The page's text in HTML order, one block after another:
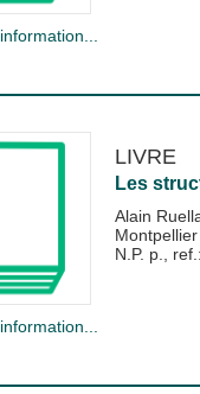
LIVRE
Les
Alain
N.P. p.,